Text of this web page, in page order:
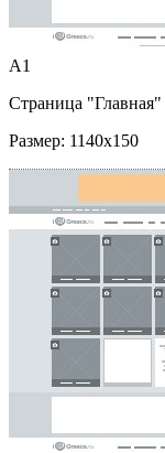
A1
Страница "Главная"
Размер: 1140x150